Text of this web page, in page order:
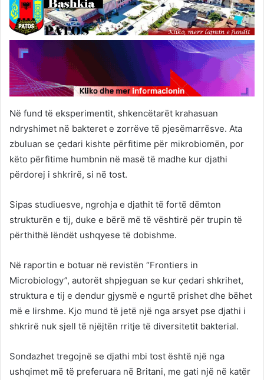
Në fund të eksperimentit, shkencëtarët krahasuan
ndryshimet në bakteret e zorrëve të pjesëmarrësve. Ata
zbuluan se çedari kishte përfitime për mikrobiomën, por
këto përfitime humbnin në masë të madhe kur djathi
përdorej i shkrirë, si në tost.
Sipas studiuesve, ngrohja e djathit të fortë dëmton
strukturën e tij, duke e bërë më të vështirë për trupin të
përthithë lëndët ushqyese të dobishme.
Në raportin e botuar në revistën “Frontiers in
Microbiology”, autorët shpjeguan se kur çedari shkrihet,
struktura e tij e dendur gjysmë e ngurtë prishet dhe bëhet
më e lirshme. Kjo mund të jetë një nga arsyet pse djathi i
shkrirë nuk sjell të njëjtën rritje të diversitetit bakterial.
Sondazhet tregojnë se djathi mbi tost është një nga
ushqimet më të preferuara në Britani, me gati një në katër